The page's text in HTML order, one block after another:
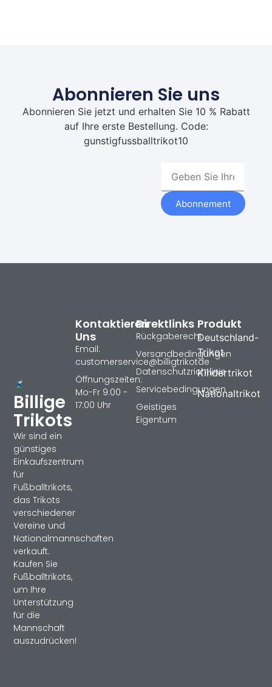
Abonnieren Sie uns
Abonnieren Sie jetzt und erhalten Sie 10 % Rabatt
auf Ihre erste Bestellung. Code:
gunstigfussballtrikot10
Abonnement
Billige
Trikots
Wir sind ein
günstiges
Einkaufszentrum
für
Fußballtrikots,
das Trikots
verschiedener
Vereine und
Nationalmannschaften
verkauft.
Kaufen Sie
Fußballtrikots,
um Ihre
Unterstützung
für die
Mannschaft
auszudrücken!
Produkt
Deutschland-
Trikot
Kindertrikot
Nationaltrikot
Direktlinks
Rückgaberecht
Versandbedingungen
Datenschutzrichtlinie
Servicebedingungen
Geistiges
Eigentum
Kontaktieren
Uns
Email:
customerservice@billigtrikotde
Öffnungszeiten:
Mo-Fr 9:00 -
17:00 Uhr